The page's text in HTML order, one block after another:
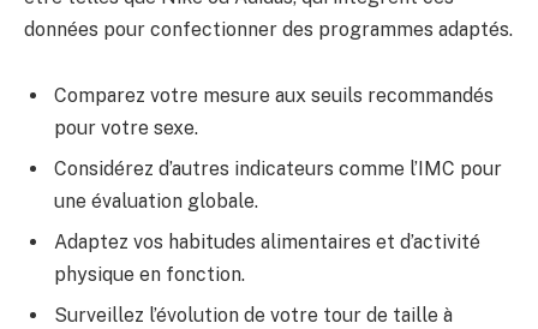
données pour confectionner des programmes adaptés.
Comparez votre mesure aux seuils recommandés
pour votre sexe.
Considérez d’autres indicateurs comme l’IMC pour
une évaluation globale.
Adaptez vos habitudes alimentaires et d’activité
physique en fonction.
Surveillez l’évolution de votre tour de taille à